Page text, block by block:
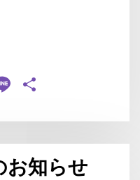
Line
お知らせ